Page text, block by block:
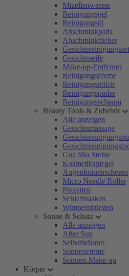
Mizellenwasser
Reinigungsgel
Reinigungsöl
Abschminkpads
Abschminktücher
Gesichtsseife
Make-up-Entferner
Reinigungscreme
Reinigungsmilch
Reinigungspuder
Reinigungsschaum
Beauty Tools & Zubehör
Alle anzeigen
Gesichtsmassage
Gua Sha Steine
Kosmetikspiegel
Augenbrauenscheren
Micro Needle Roller
Pinzetten
Schlafmasken
Wimpernbürsten
Sonne & Schutz
Alle anzeigen
After Sun
Selbstbräuner
Sonnencreme
Sonnen-Make-up
Körper